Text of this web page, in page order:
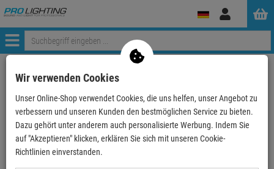
Anmelden
Menü
Weiter einkaufen ProLighting
Stühle für Orchester
König & Meyer 13415 - Stapelstuhl, Füße verchromt…
Wir verwenden Cookies
Unser Online-Shop verwendet Cookies, die uns helfen, unser Angebot zu
verbessern und unseren Kunden den bestmöglichen Service zu bieten.
Dazu gehört unter anderem auch personalisierte Werbung. Indem Sie
auf "Akzeptieren" klicken, erklären Sie sich mit unseren Cookie-
Richtlinien einverstanden.